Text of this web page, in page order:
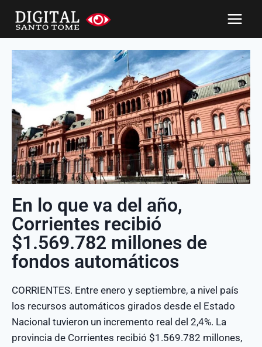
En lo que va del año,
Corrientes recibió
$1.569.782 millones de
fondos automáticos
CORRIENTES. Entre enero y septiembre, a nivel país
los recursos automáticos girados desde el Estado
Nacional tuvieron un incremento real del 2,4%. La
provincia de Corrientes recibió $1.569.782 millones,